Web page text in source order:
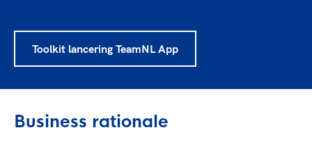
Toolkit lancering TeamNL App
Business rationale